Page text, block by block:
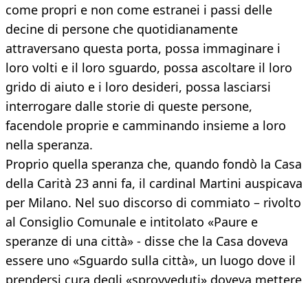
come propri e non come estranei i passi delle
decine di persone che quotidianamente
attraversano questa porta, possa immaginare i
loro volti e il loro sguardo, possa ascoltare il loro
grido di aiuto e i loro desideri, possa lasciarsi
interrogare dalle storie di queste persone,
facendole proprie e camminando insieme a loro
nella speranza.
Proprio quella speranza che, quando fondò la Casa
della Carità 23 anni fa, il cardinal Martini auspicava
per Milano. Nel suo discorso di commiato – rivolto
al Consiglio Comunale e intitolato «Paure e
speranze di una città» - disse che la Casa doveva
essere uno «Sguardo sulla città», un luogo dove il
prendersi cura degli «sprovveduti» doveva mettere